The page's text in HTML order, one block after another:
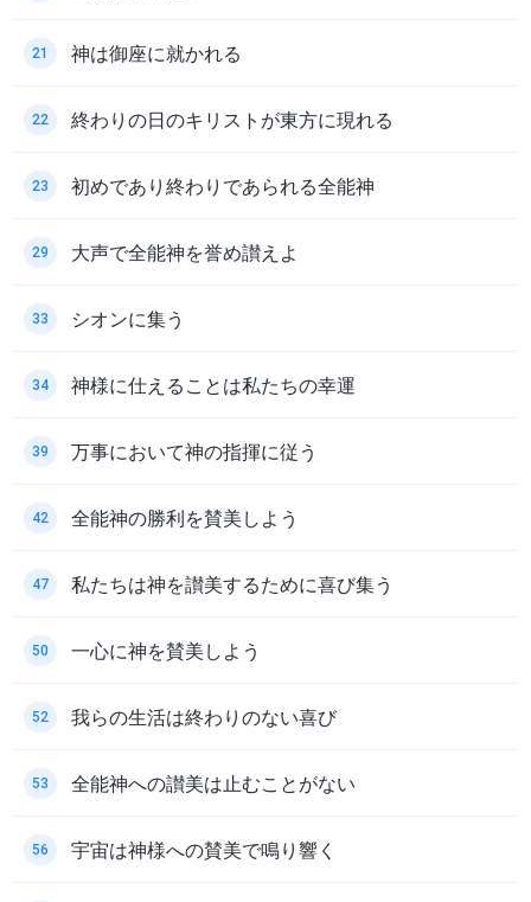
21 神は御座に就かれる
22 終わりの日のキリストが東方に現れる
23 初めであり終わりであられる全能神
29 大声で全能神を誉め讃えよ
33 シオンに集う
34 神様に仕えることは私たちの幸運
39 万事において神の指揮に従う
42 全能神の勝利を賛美しよう
47 私たちは神を讃美するために喜び集う
50 一心に神を賛美しよう
52 我らの生活は終わりのない喜び
53 全能神への讃美は止むことがない
56 宇宙は神様への賛美で鳴り響く